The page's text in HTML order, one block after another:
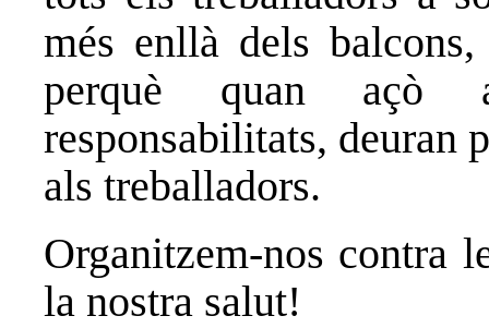
més enllà dels
perquè quan açò
responsabilitats, deuran
als treballadors.
Organitzem-nos contra
la nostra salut!